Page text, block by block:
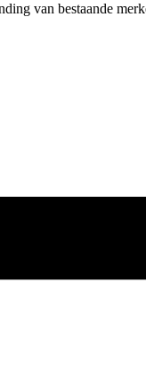
van bestaande